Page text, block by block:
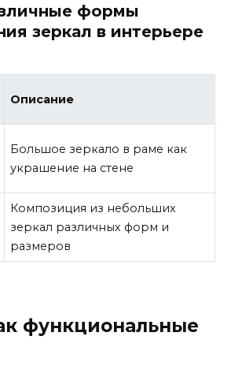
формы
зеркал в интерьере
Описание
Большое зеркало в раме как
украшение на стене
Композиция из небольших
зеркал различных форм и
размеров
функциональные